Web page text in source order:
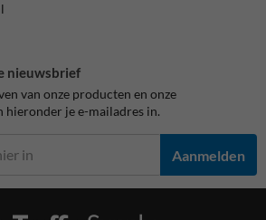
nieuwsbrief
van onze producten en onze
hieronder je e-mailadres in.
Aanmelden